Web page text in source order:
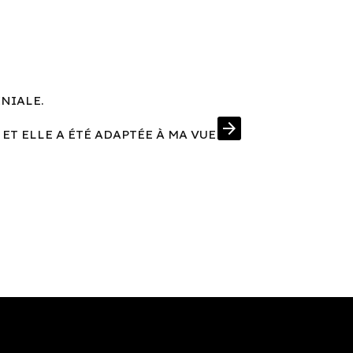
ELLE A ÉTÉ ADAPTÉE À MA VUE arrow_forward